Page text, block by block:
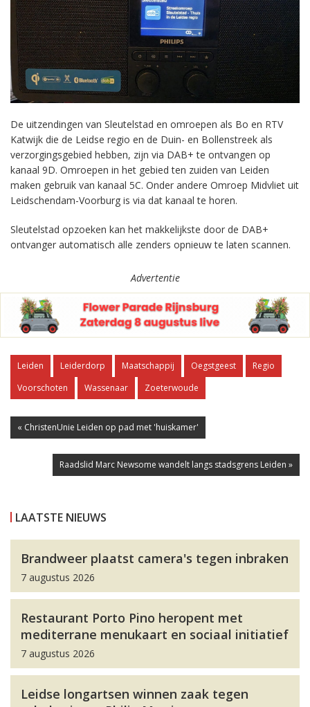
De uitzendingen van Sleutelstad en omroepen als Bo en RTV
Katwijk die de Leidse regio en de Duin- en Bollenstreek als
verzorgingsgebied hebben, zijn via DAB+ te ontvangen op
kanaal 9D. Omroepen in het gebied ten zuiden van Leiden
maken gebruik van kanaal 5C. Onder andere Omroep Midvliet uit
Leidschendam-Voorburg is via dat kanaal te horen.
Sleutelstad opzoeken kan het makkelijkste door de DAB+
ontvanger automatisch alle zenders opnieuw te laten scannen.
Advertentie
Leiden Leiderdorp Maatschappij Oegstgeest
Regio
Voorschoten
Wassenaar Zoeterwoude
« ChristenUnie Leiden op pad met 'huiskamer'
Raadslid Marc Newsome wandelt langs stadsgrens Leiden »
LAATSTE NIEUWS
Brandweer plaatst camera's tegen inbraken
7 augustus 2026
Restaurant Porto Pino heropent met
mediterrane menukaart en sociaal initiatief
7 augustus 2026
Leidse longartsen winnen zaak tegen